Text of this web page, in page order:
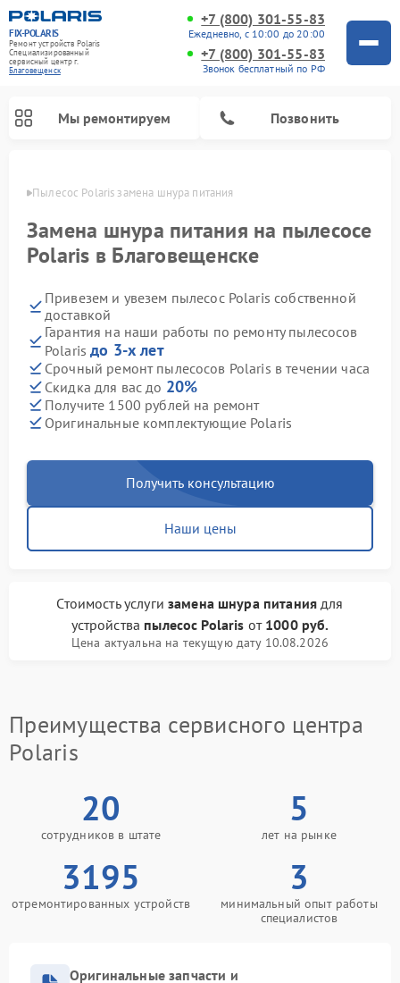
FIX-POLARIS
Ремонт устройств Polaris
Специализированный
cервисный центр г.
Благовещенск
+7 (800) 301-55-83
Ежедневно, с 10:00 до 20:00
+7 (800) 301-55-83
Звонок бесплатный по РФ
Мы ремонтируем Позвонить
Пылесос Polaris замена шнура питания
Замена шнура питания на пылесосе
Polaris в Благовещенске
Привезем и увезем пылесос Polaris собственной
доставкой
Гарантия на наши работы по ремонту пылесосов
Polarisдо 3-х лет
Срочный ремонт пылесосов Polaris в течении часа
Скидка для вас до 20%
Получите 1500 рублей на ремонт
Оригинальные комплектующие Polaris
Получить консультацию
Наши цены
Стоимость услуги замена шнура питаниядля
устройства пылесос Polaris от 1000 руб.
Цена актуальна на текущую дату 10.08.2026
Преимущества сервисного центра
Polaris
20
сотрудников в штате
5
лет на рынке
3195
отремонтированных устройств
3
минимальный опыт работы
специалистов
Оригинальные запчасти и